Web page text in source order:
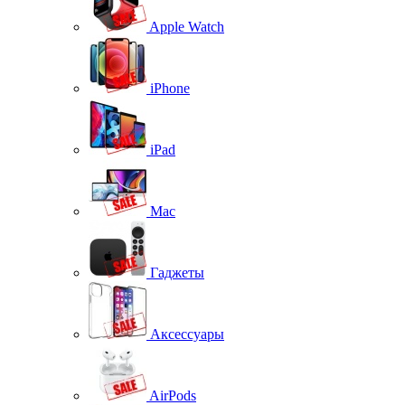
Apple Watch
iPhone
iPad
Mac
Гаджеты
Аксессуары
AirPods